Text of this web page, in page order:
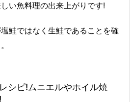
い魚料理の出来上がりです!
鮭ではなく生鮭であることを確
シピ!ムニエルやホイル焼